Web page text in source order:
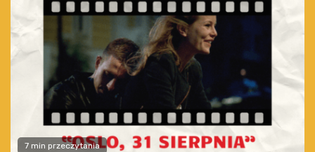
7 min przeczytania